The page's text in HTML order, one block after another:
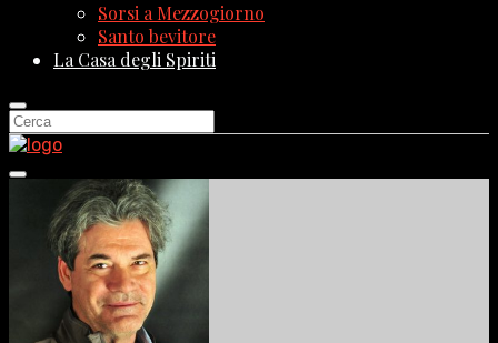
Sorsi a Mezzogiorno
Santo bevitore
La Casa degli Spiriti